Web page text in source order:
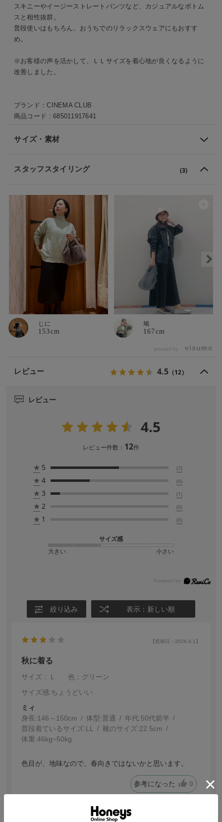
スキニーやイージーストレートパンツなど、カジュアルなボトム
スと相性抜群。
普段使いはもちろん、おうちでのリラックスウェアにもおすす
め。
※お客様の声を活かして、ＬＬサイズを着心地が良くなるように
改善しました。
ブランド：CINEMA CLUB
商品コード :685011917641
サイズ・素材
スタッフスタイリング (3)
じに
153cm
鳩
167cm
powered by
レビュー 4.5 （12）
レビュー
4.5
レビュー件数： 12件
★ 5 (7)
★ 4 (4)
★ 3 (1)
★ 2 (0)
★ 1 (0)
サイズ感
大きい
小さい
絞り込み 表示：新しい順
【投稿日：2026.4.1】
秋に着る
サイズ：Ｌ
色：グリーン
サイズ感:ちょうどいい
ミィ
身長:146～150cm 体型:普通 年代:50代前半
普段着ているサイズ:LL 靴のサイズ:22.5cm
体重:46kg~50kg
色目が、地味なので、春向きではないかと思います。
参考になった 0